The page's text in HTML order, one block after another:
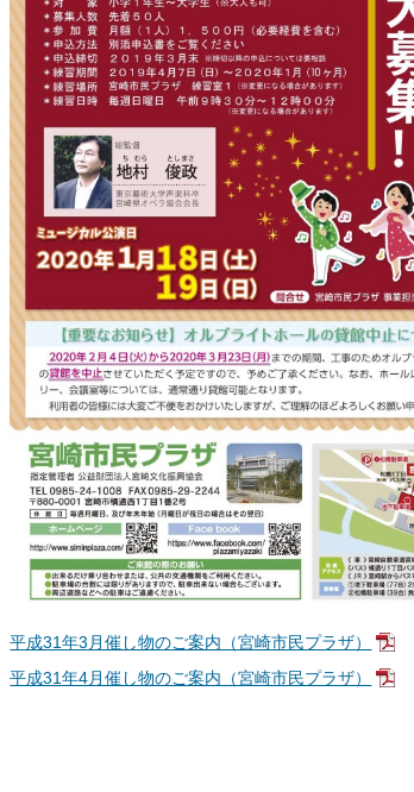
平成31年3月催し物のご案内（宮崎市民プラザ）
平成31年4月催し物のご案内（宮崎市民プラザ）